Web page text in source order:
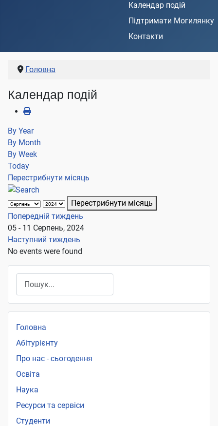
Календар подій
Підтримати Могилянку
Контакти
Головна
Календар подій
By Year
By Month
By Week
Today
Перестрибнути місяць
Перестрибнути місяць
Попередній тиждень
05 - 11 Серпень, 2024
Наступний тиждень
No events were found
Головна
Абітурієнту
Про нас - сьогодення
Освіта
Наука
Ресурси та сервіси
Студенти